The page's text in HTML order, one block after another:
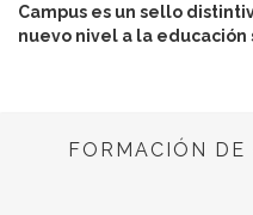
Campus es un sello
nuevo nivel a la educación
FORMACIÓN